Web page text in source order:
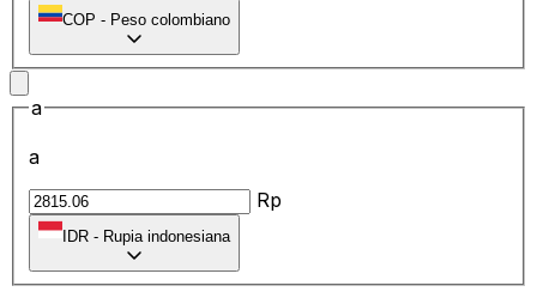
COP - Peso colombiano
a
a
Rp
IDR - Rupia indonesiana